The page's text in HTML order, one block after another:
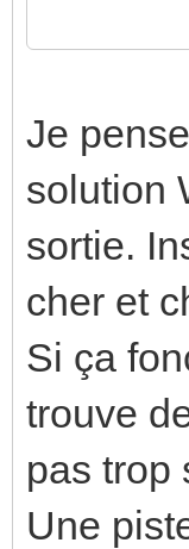
|
|
Je
solution
sortie.
cher et
Si ça
trouve
pas trop
Une